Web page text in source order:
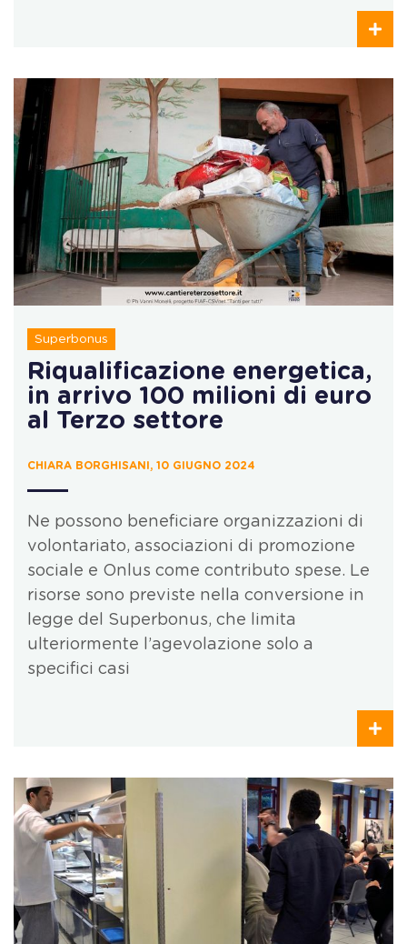
Superbonus
Riqualificazione energetica,
in arrivo 100 milioni di euro
al Terzo settore
CHIARA BORGHISANI, 10 GIUGNO 2024
Ne possono beneficiare organizzazioni di
volontariato, associazioni di promozione
sociale e Onlus come contributo spese. Le
risorse sono previste nella conversione in
legge del Superbonus, che limita
ulteriormente l’agevolazione solo a
specifici casi